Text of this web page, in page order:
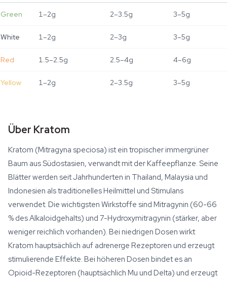
Green 1–2g 2–3.5g 3–5g
White 1–2g 2–3g 3–5g
Red 1.5–2.5g 2.5–4g 4–6g
Yellow 1–2g 2–3.5g 3–5g
Über Kratom
Kratom (Mitragyna speciosa) ist ein tropischer immergrüner
Baum aus Südostasien, verwandt mit der Kaffeepflanze. Seine
Blätter werden seit Jahrhunderten in Thailand, Malaysia und
Indonesien als traditionelles Heilmittel und Stimulans
verwendet. Die wichtigsten Wirkstoffe sind Mitragynin (60-66
% des Alkaloidgehalts) und 7-Hydroxymitragynin (stärker, aber
weniger reichlich vorhanden). Bei niedrigen Dosen wirkt
Kratom hauptsächlich auf adrenerge Rezeptoren und erzeugt
stimulierende Effekte. Bei höheren Dosen bindet es an
Opioid-Rezeptoren (hauptsächlich Mu und Delta) und erzeugt